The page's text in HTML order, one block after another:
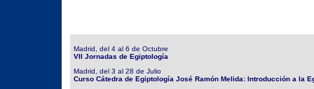
Madrid, del 4 al 6 de Octubre
VII Jornadas de Egiptología
Madrid, del 3 al 28 de Julio
Curso Cátedra de Egiptología José Ramón Melida: Introducción a la